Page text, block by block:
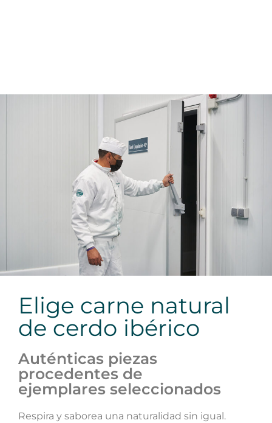
Elige carne natural
de cerdo ibérico
Auténticas piezas
procedentes de
ejemplares seleccionados
Respira y saborea una naturalidad sin igual.